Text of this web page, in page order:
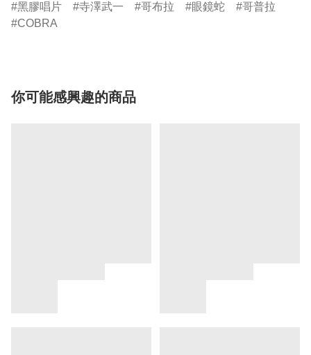
黑膠唱片
寺澤武一 哥布拉 眼鏡蛇
哥普拉
COBRA
你可能感興趣的商品